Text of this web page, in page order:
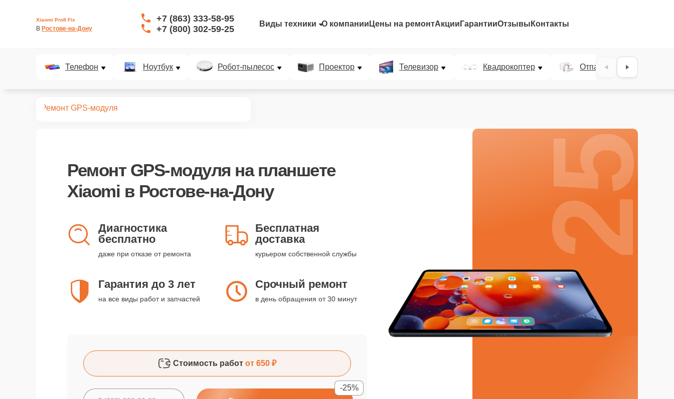
Xiaomi Profi Fix
В Ростове-на-Дону
+7 (863) 333-58-95
+7 (800) 302-59-25
Виды техники О компании Цены на ремонтАкции ГарантииОтзывы Контакты
Телефон Ноутбук Робот-пылесос Проектор Телевизор Квадрокоптер Отпариватель
Ремонт GPS-модуля
Ремонт GPS-модуля на планшете
Xiaomi в Ростове-на-Дону
Диагностика
бесплатно
даже при отказе от ремонта
Бесплатная
доставка
курьером собственной службы
Гарантия до 3 лет
на все виды работ и запчастей
Срочный ремонт
в день обращения от 30 минут
Стоимость работ от 650 ₽
-25%
25%